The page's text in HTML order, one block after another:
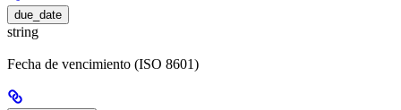
due_date
string
Fecha de vencimiento (ISO 8601)